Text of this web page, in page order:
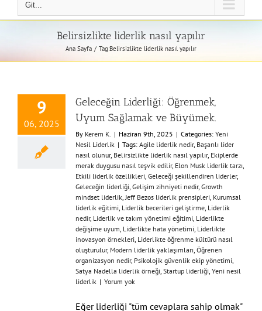
Git...
Belirsizlikte liderlik nasıl yapılır
Ana Sayfa Tag:Belirsizlikte liderlik nasıl yapılır
9
06, 2025
Geleceğin Liderliği: Öğrenmek,
Uyum Sağlamak ve Büyümek.
By Kerem K. | Haziran 9th, 2025 | Categories: Yeni
Nesil Liderlik | Tags: Agile liderlik nedir, Başarılı lider
nasıl olunur, Belirsizlikte liderlik nasıl yapılır, Ekiplerde
merak duygusu nasıl teşvik edilir, Elon Musk liderlik tarzı,
Etkili liderlik özellikleri, Geleceği şekillendiren liderler,
Geleceğin liderliği, Gelişim zihniyeti nedir, Growth
mindset liderlik,Jeff Bezos liderlik prensipleri, Kurumsal
liderlik eğitimi, Liderlik becerileri geliştirme, Liderlik
nedir, Liderlik ve takım yönetimi eğitimi, Liderlikte
değişime uyum, Liderlikte hata yönetimi, Liderlikte
inovasyon örnekleri, Liderlikte öğrenme kültürü nasıl
oluşturulur, Modern liderlik yaklaşımları, Öğrenen
organizasyon nedir, Psikolojik güvenlik ekip yönetimi,
Satya Nadella liderlik örneği, Startup liderliği, Yeni nesil
liderlik | Yorum yok
Eğer liderliği "tüm cevaplara sahip olmak"